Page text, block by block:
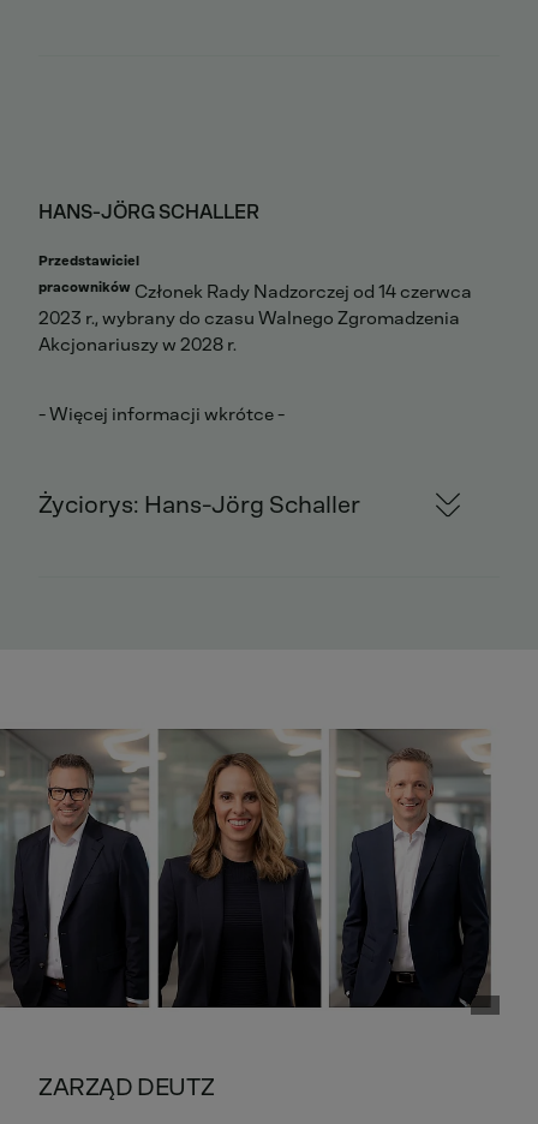
HANS-JÖRG SCHALLER
Przedstawiciel
pracowników Członek Rady Nadzorczej od 14 czerwca
2023 r., wybrany do czasu Walnego Zgromadzenia
Akcjonariuszy w 2028 r.
- Więcej informacji wkrótce -
Życiorys: Hans-Jörg Schaller
ZARZĄD DEUTZ